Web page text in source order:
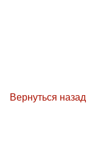
Вернуться назад